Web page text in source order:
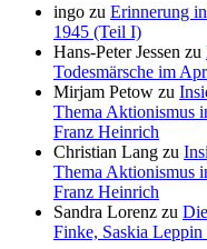
ingo zu Erinnerung
1945 (Teil I)
Hans-Peter Jessen zu
Todesmärsche im
Mirjam Petow zu
Thema Aktionismus
Franz Heinrich
Christian Lang zu
Thema Aktionismus
Franz Heinrich
Sandra Lorenz zu
Finke, Saskia